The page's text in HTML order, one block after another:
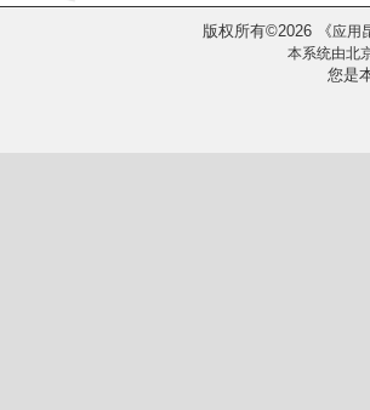
版权所有©2026 《应用
本系统由北
您是